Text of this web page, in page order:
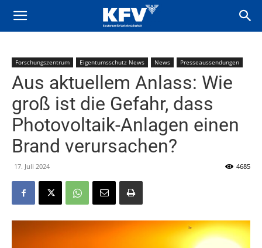
Forschungszentrum Eigentumsschutz News News Presseaussendungen
Aus aktuellem Anlass: Wie
groß ist die Gefahr, dass
Photovoltaik-Anlagen einen
Brand verursachen?
17. Juli 2024 4685